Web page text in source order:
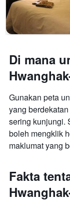
Di mana
Gunakan peta
yang
sering kunjungi.
boleh mengklik
maklumat yang
Fakta